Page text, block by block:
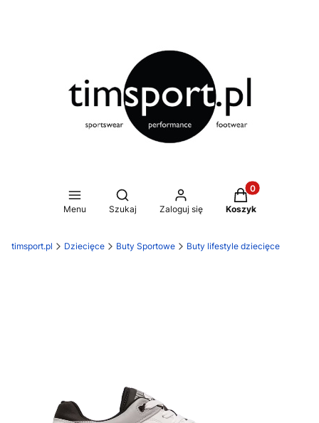
Menu
Otwórz wyszukiwarkę
Szukaj Zaloguj się
Produkty w
Koszyk
timsport.pl Dziecięce Buty Sportowe Buty lifestyle dziecięce